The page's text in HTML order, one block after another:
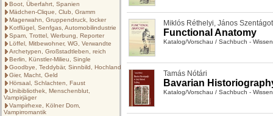
Boot, Überfahrt, Spanien
Mädchen-Clique, Club, Gramm
Magerwahn, Gruppendruck, locker
Kotflügel, Senfgas, Automobilindustrie
Spam, Trottel, Werbung, Reporter
Löffel, Mitbewohner, WG, Verwandte
Archetypen, Großstadtleben, reich
Berlin, Künstler-Milieu, Single
Goodbye, Teddybär, Sinnbild, Hochland
Gier, Macht, Geld
Hörsaal, Schlachten, Faust
Unibibliothek, Menschenblut,
Vampirjäger
Vampirhexe, Kölner Dom,
Vampirromantik
Miklós Réthelyi, János
Functional Anatomy
Katalog/Vorschau / Sachbuch -
Tamás Nótári
Bavarian
Katalog/Vorschau / Sachbuch -